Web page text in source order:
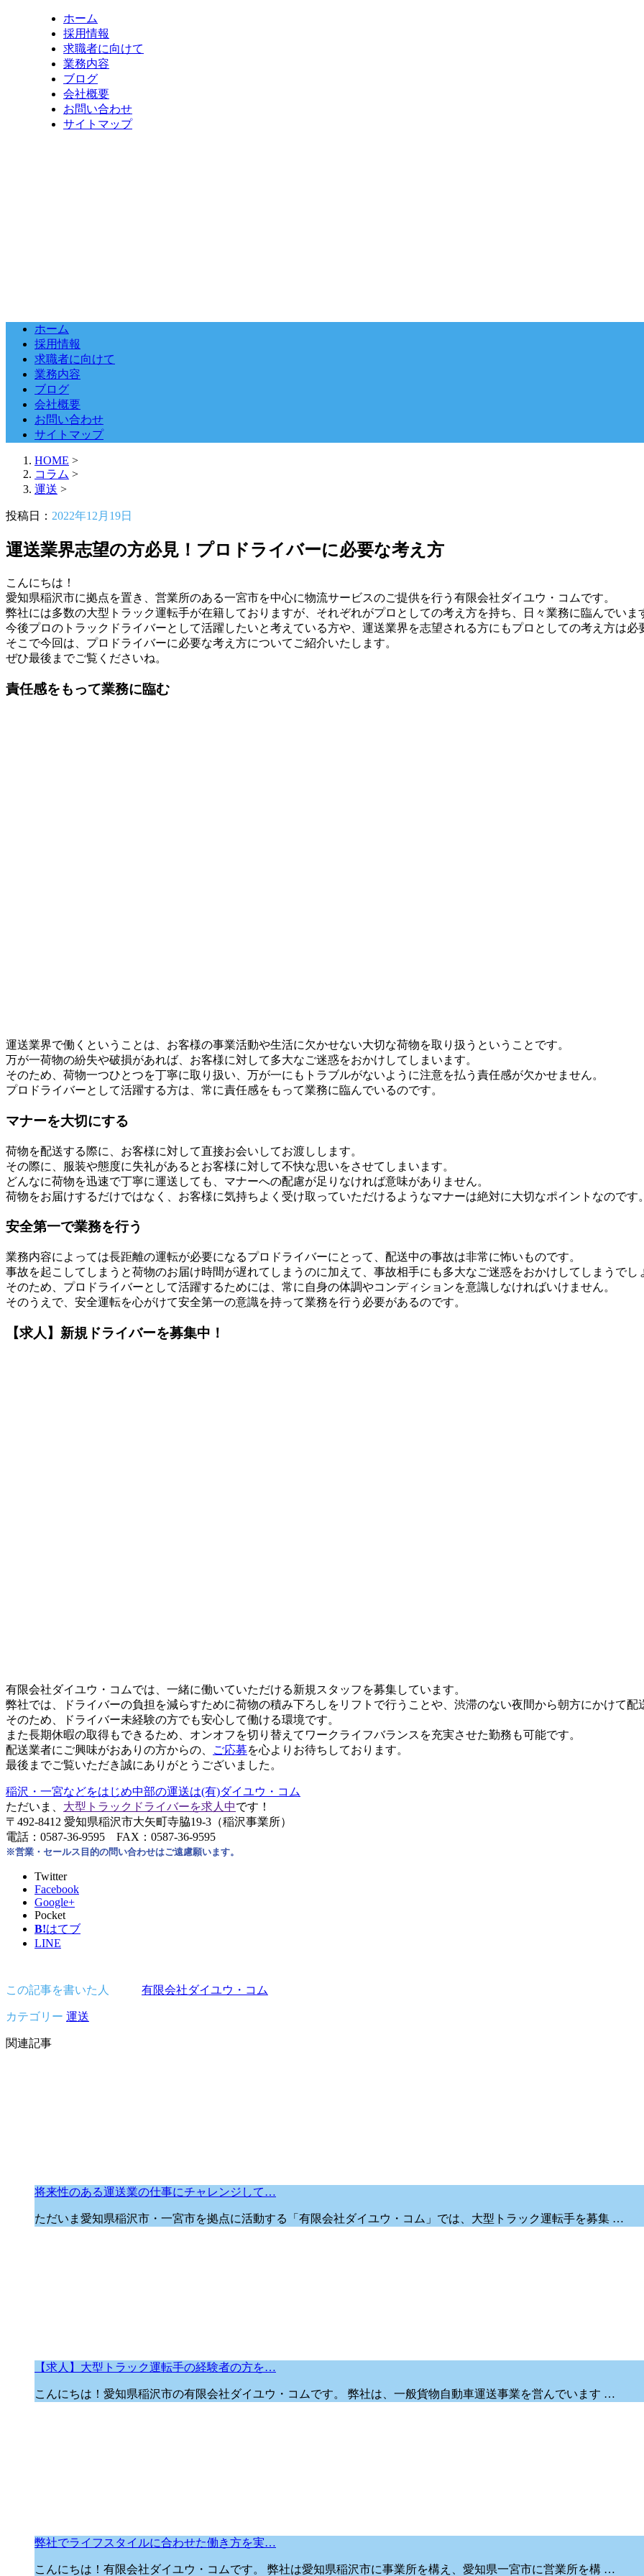
ホーム
採用情報
求職者に向けて
業務内容
ブログ
会社概要
お問い合わせ
サイトマップ
ホーム
採用情報
求職者に向けて
業務内容
ブログ
会社概要
お問い合わせ
サイトマップ
HOME >
コラム >
運送 >
投稿日： 2022年12月19日
運送業界志望の方必見！プロドライバーに必要な考え方
こんにちは！
愛知県稲沢市に拠点を置き、営業所のある一宮市を中心に物流サービスのご提供を行う有限会社ダイユウ・コムです。
弊社には多数の大型トラック運転手が在籍しておりますが、それぞれがプロとしての考え方を持ち、日々業務に臨んでいま
今後プロのトラックドライバーとして活躍したいと考えている方や、運送業界を志望される方にもプロとしての考え方は必
そこで今回は、プロドライバーに必要な考え方についてご紹介いたします。
ぜひ最後までご覧くださいね。
責任感をもって業務に臨む
運送業界で働くということは、お客様の事業活動や生活に欠かせない大切な荷物を取り扱うということです。
万が一荷物の紛失や破損があれば、お客様に対して多大なご迷惑をおかけしてしまいます。
そのため、荷物一つひとつを丁寧に取り扱い、万が一にもトラブルがないように注意を払う責任感が欠かせません。
プロドライバーとして活躍する方は、常に責任感をもって業務に臨んでいるのです。
マナーを大切にする
荷物を配送する際に、お客様に対して直接お会いしてお渡しします。
その際に、服装や態度に失礼があるとお客様に対して不快な思いをさせてしまいます。
どんなに荷物を迅速で丁寧に運送しても、マナーへの配慮が足りなければ意味がありません。
荷物をお届けするだけではなく、お客様に気持ちよく受け取っていただけるようなマナーは絶対に大切なポイントなのです。
安全第一で業務を行う
業務内容によっては長距離の運転が必要になるプロドライバーにとって、配送中の事故は非常に怖いものです。
事故を起こしてしまうと荷物のお届け時間が遅れてしまうのに加えて、事故相手にも多大なご迷惑をおかけしてしまうでし
そのため、プロドライバーとして活躍するためには、常に自身の体調やコンディションを意識しなければいけません。
そのうえで、安全運転を心がけて安全第一の意識を持って業務を行う必要があるのです。
【求人】新規ドライバーを募集中！
有限会社ダイユウ・コムでは、一緒に働いていただける新規スタッフを募集しています。
弊社では、ドライバーの負担を減らすために荷物の積み下ろしをリフトで行うことや、渋滞のない夜間から朝方にかけて配
そのため、ドライバー未経験の方でも安心して働ける環境です。
また長期休暇の取得もできるため、オンオフを切り替えてワークライフバランスを充実させた勤務も可能です。
配送業者にご興味がおありの方からの、
ご応募を心よりお待ちしております。
最後までご覧いただき誠にありがとうございました。
稲沢・一宮などをはじめ中部の運送は(有)ダイユウ・コム
ただいま、 大型トラックドライバーを求人中です！
〒492-8412 愛知県稲沢市大矢町寺脇19-3（稲沢事業所）
電話：0587-36-9595 FAX：0587-36-9595
※営業・セールス目的の問い合わせはご遠慮願います。
Twitter
Facebook
Google+
Pocket
B!はてブ
LINE
この記事を書いた人 有限会社ダイユウ・コム
カテゴリー 運送
関連記事
将来性のある運送業の仕事にチャレンジして…
ただいま愛知県稲沢市・一宮市を拠点に活動する「有限会社ダイユウ・コム」では、大型トラック運転手を募集 …
【求人】大型トラック運転手の経験者の方を…
こんにちは！愛知県稲沢市の有限会社ダイユウ・コムです。 弊社は、一般貨物自動車運送事業を営んでいます …
弊社でライフスタイルに合わせた働き方を実…
こんにちは！有限会社ダイユウ・コムです。 弊社は愛知県稲沢市に事業所を構え、愛知県一宮市に営業所を構 …